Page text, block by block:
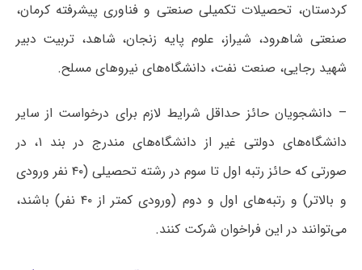
کردستان، تحصیلات تکمیلی صنعتی و فناوری پیشرفته کرمان،
صنعتی شاهرود، شیراز، علوم پایه زنجان، شاهد، تربیت دبیر
شهید رجایی، صنعت نفت، دانشگاه‌های نیروهای مسلح.
– دانشجویان حائز حداقل شرایط لازم برای درخواست از سایر
دانشگاه‌های دولتی غیر از دانشگاه‌های مندرج در بند ۱، در
صورتی که حائز رتبه اول تا سوم در رشته تحصیلی (۴۰ نفر ورودی
و بالاتر) و رتبه‌های اول و دوم (ورودی کمتر از ۴۰ نفر) باشند،
می‌توانند در این فراخوان شرکت کنند.